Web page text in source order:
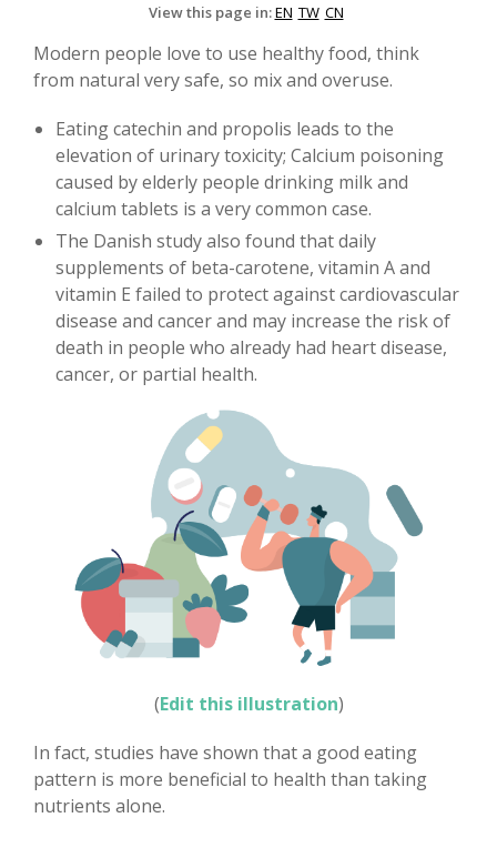
View this page in:EN TW CN
Modern people love to use healthy food, think
from natural very safe, so mix and overuse.
Eating catechin and propolis leads to the
elevation of urinary toxicity; Calcium poisoning
caused by elderly people drinking milk and
calcium tablets is a very common case.
The Danish study also found that daily
supplements of beta-carotene, vitamin A and
vitamin E failed to protect against cardiovascular
disease and cancer and may increase the risk of
death in people who already had heart disease,
cancer, or partial health.
(Edit this illustration)
In fact, studies have shown that a good eating
pattern is more beneficial to health than taking
nutrients alone.